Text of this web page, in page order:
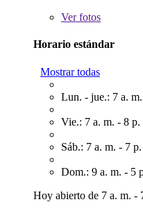
Verfotos
Horario estándar
Mostrar todas
Lun. - jue.: 7 a.
Vie.: 7 a. m. - 8 p.
Sáb.: 7 a. m. - 7
Dom.: 9 a. m. - 5
Hoy abierto de 7 a. m. -